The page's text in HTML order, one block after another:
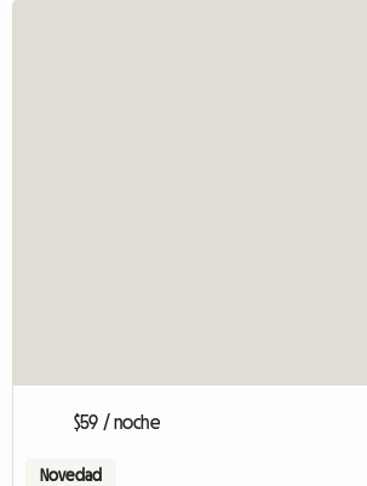
$59 / noche
Novedad